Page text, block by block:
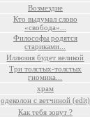
Возмездие
Кто выдумал слово
«свобода»...
Философы родятся
стариками...
Иллюзия будет великой
Три толстых-толстых
гномика...
храм
одеколон с ветчиной (edit)
Как тебя зовут ?